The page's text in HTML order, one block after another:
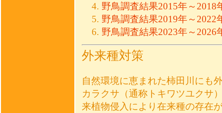
野鳥調査結果2015年～2018
野鳥調査結果2019年～2022
野鳥調査結果2023年～2026
外来種対策
自然環境に恵まれた柿田川にも
カラクサ（通称トキワツユクサ
来植物侵入により在来種の存在